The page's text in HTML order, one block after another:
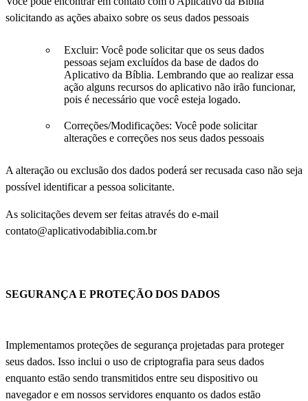
solicitando as ações abaixo sobre os seus dados pessoais
Excluir: Você pode solicitar que os seus dados
pessoas sejam excluídos da base de dados do
Aplicativo da Bíblia. Lembrando que ao realizar essa
ação alguns recursos do aplicativo não irão funcionar,
pois é necessário que você esteja logado.
Correções/Modificações: Você pode solicitar
alterações e correções nos seus dados pessoais
A alteração ou exclusão dos dados poderá ser recusada caso não seja
possível identificar a pessoa solicitante.
As solicitações devem ser feitas através do e-mail
contato@aplicativodabiblia.com.br
SEGURANÇA E PROTEÇÃO DOS DADOS
Implementamos proteções de segurança projetadas para proteger
seus dados. Isso inclui o uso de criptografia para seus dados
enquanto estão sendo transmitidos entre seu dispositivo ou
navegador e em nossos servidores enquanto os dados estão